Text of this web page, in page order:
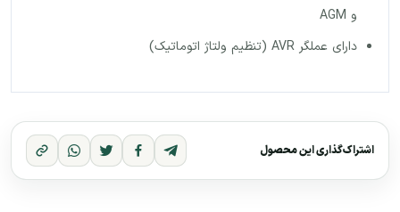
و AGM
دارای عملگر AVR (تنظیم ولتاژ اتوماتیک)
اشتراک‌گذاری این محصول